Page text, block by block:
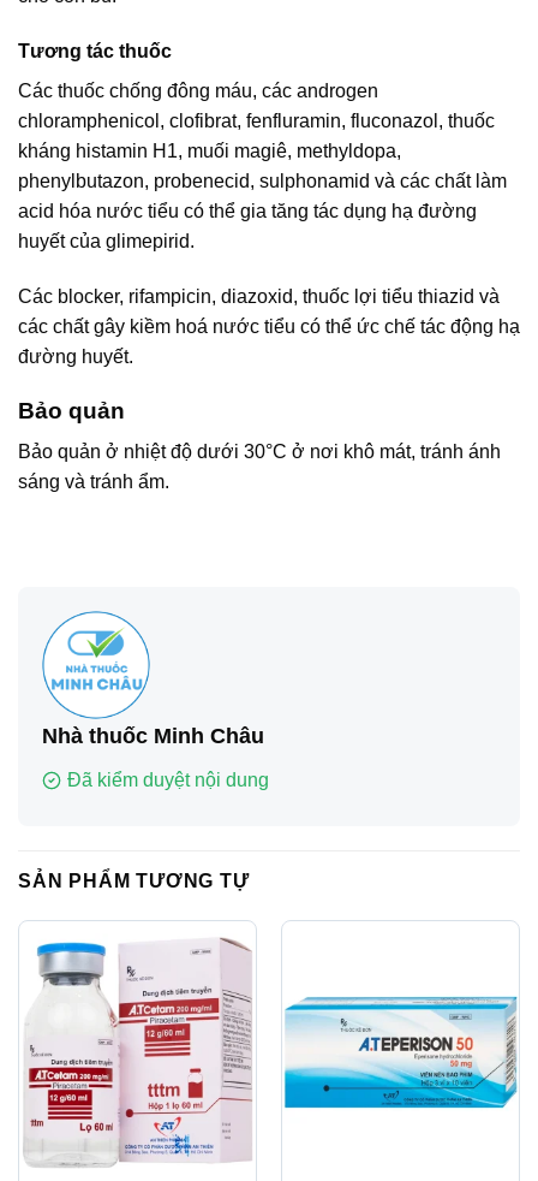
Tương tác thuốc
Các thuốc chống đông máu, các androgen
chloramphenicol, clofibrat, fenfluramin, fluconazol, thuốc
kháng histamin H1, muối magiê, methyldopa,
phenylbutazon, probenecid, sulphonamid và các chất làm
acid hóa nước tiểu có thể gia tăng tác dụng hạ đường
huyết của glimepirid.
Các blocker, rifampicin, diazoxid, thuốc lợi tiểu thiazid và
các chất gây kiềm hoá nước tiểu có thể ức chế tác động hạ
đường huyết.
Bảo quản
Bảo quản ở nhiệt độ dưới 30°C ở nơi khô mát, tránh ánh
sáng và tránh ẩm.
Nhà thuốc Minh Châu
Đã kiểm duyệt nội dung
SẢN PHẨM TƯƠNG TỰ